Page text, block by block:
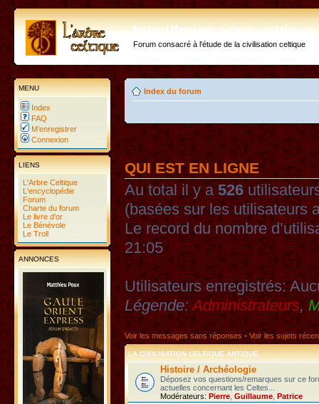
http://forum.arbre-
Forum consacré à l'étude de la civilisation celtique
MENU
Index
FAQ
M’enregistrer
Connexion
LIENS
L'Arbre Celtique
L'encyclopédie
Forum
Charte du forum
Le livre d'or
Le Bénévole
Le Troll
ANNONCES
Index du forum
QUI EST EN LIGNE
Au total il y a526
(basées sur les utilisateurs
Le record du nombre
21:05
Utilisateurs enregistrés:
Légende:Administrateurs,
Voir les messages sans réponses•Voir les sujets
LA CIVILISATION CELTIQUE ANTIQUE
Histoire / Archéologie
Déposez vos questions/remarques sur ce
actuelles concernant les Celtes...
Modérateurs: Pierre Guillaume Patrice